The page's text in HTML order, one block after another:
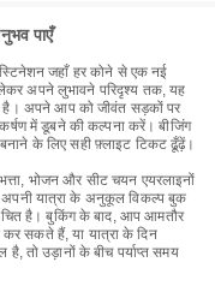
पाएँ
जहाँ हर कोने से एक नई
अपने लुभावने परिदृश्य तक, यह
है। अपने आप को जीवंत सड़कों पर
में डूबने की कल्पना करें। बीजिंग
के लिए सही फ़्लाइट टिकट ढूँढ़ें।
भोजन और सीट चयन एयरलाइनों
यात्रा के अनुकूल विकल्प बुक
है। बुकिंग के बाद, आप आमतौर
सकते हैं, या यात्रा के दिन
तो उड़ानों के बीच पर्याप्त समय